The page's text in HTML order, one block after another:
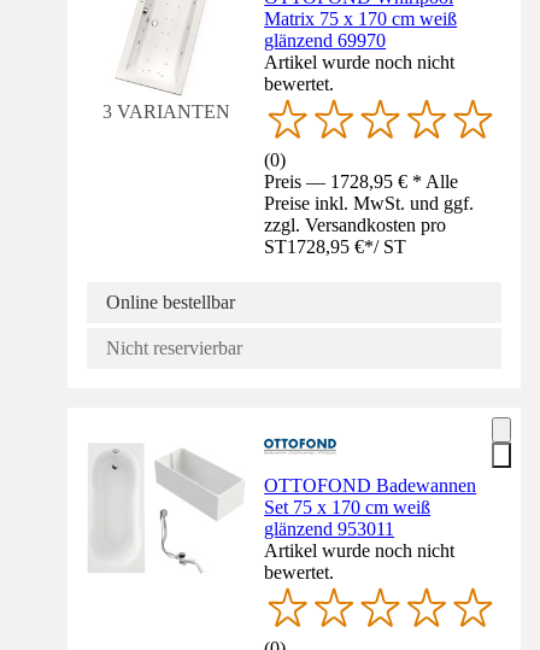
3 VARIANTEN
Matrix 75 x 170 cm weiß
glänzend 69970
Artikel wurde noch nicht
bewertet.
(0)
Preis — 1728,95 € * Alle
Preise inkl. MwSt. und ggf.
zzgl. Versandkosten pro
ST1728,95 €*/ ST
Online bestellbar
Nicht reservierbar
OTTOFOND Badewannen
Set 75 x 170 cm weiß
glänzend 953011
Artikel wurde noch nicht
bewertet.